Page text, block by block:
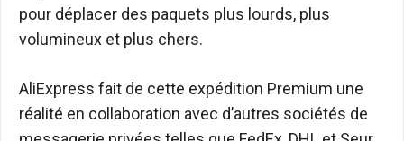
pour déplacer des paquets plus lourds, plus
volumineux et plus chers.
AliExpress fait de cette expédition Premium une
réalité en collaboration avec d’autres sociétés de